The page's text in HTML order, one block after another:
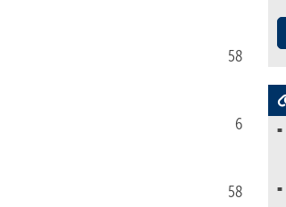
58
6
58